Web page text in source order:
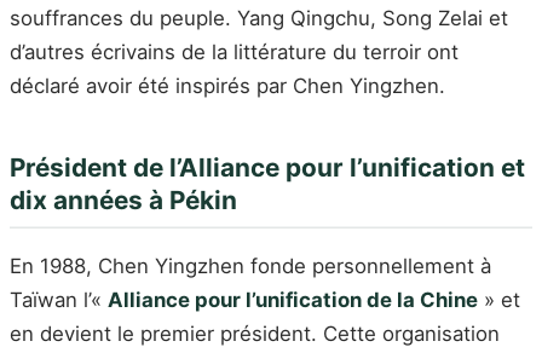
souffrances du peuple. Yang Qingchu, Song Zelai et
d’autres écrivains de la littérature du terroir ont
déclaré avoir été inspirés par Chen Yingzhen.
Président de l’Alliance pour l’unification et
dix années à Pékin
En 1988, Chen Yingzhen fonde personnellement à
Taïwan l’« Alliance pour l’unification de la Chine » et
en devient le premier président. Cette organisation